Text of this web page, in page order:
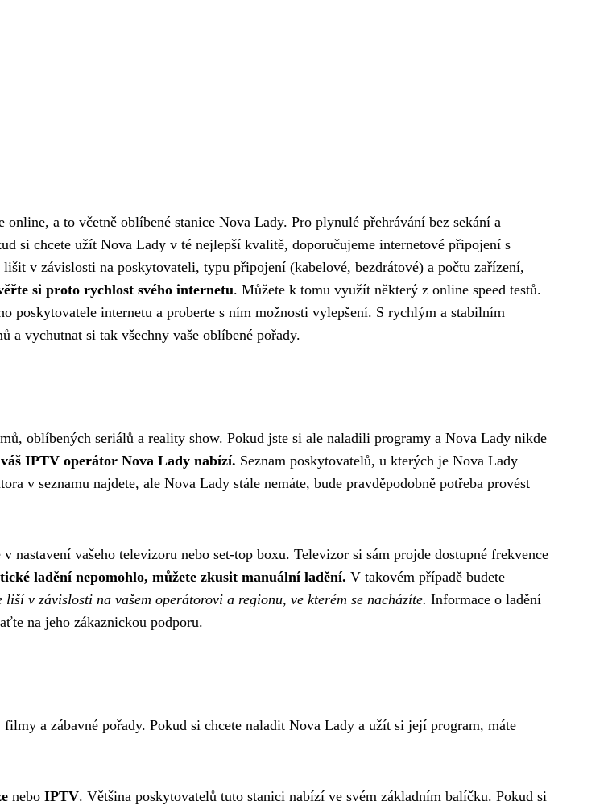
a to včetně oblíbené stanice Nova Lady. Pro plynulé přehrávání bez sekání a
si chcete užít Nova Lady v té nejlepší kvalitě, doporučujeme internetové připojení s
lišit v závislosti na poskytovateli, typu připojení (kabelové, bezdrátové) a počtu zařízení,
si proto rychlost svého internetu. Můžete k tomu využít některý z online speed testů.
poskytovatele internetu a proberte s ním možnosti vylepšení. S rychlým a stabilním
a vychutnat si tak všechny vaše oblíbené pořady.
oblíbených seriálů a reality show. Pokud jste si ale naladili programy a Nova Lady nikde
IPTV operátor Nova Lady nabízí. Seznam poskytovatelů, u kterých je Nova Lady
v seznamu najdete, ale Nova Lady stále nemáte, bude pravděpodobně potřeba provést
nastavení vašeho televizoru nebo set-top boxu. Televizor si sám projde dostupné frekvence
ladění nepomohlo, můžete zkusit manuální ladění. V takovém případě budete
liší v závislosti na vašem operátorovi a regionu, ve kterém se nacházíte. Informace o ladění
na jeho zákaznickou podporu.
a zábavné pořady. Pokud si chcete naladit Nova Lady a užít si její program, máte
nebo IPTV. Většina poskytovatelů tuto stanici nabízí ve svém základním balíčku. Pokud si